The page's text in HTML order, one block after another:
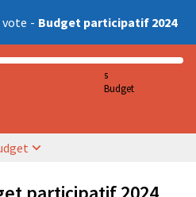
vote - Budget participatif 2024
5
Budget